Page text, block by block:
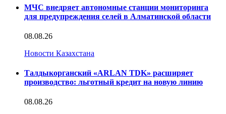
МЧС внедряет автономные станции мониторинга
для предупреждения селей в Алматинской области
08.08.26
Новости Казахстана
Талдыкорганский «ARLAN TDK» расширяет
производство: льготный кредит на новую линию
08.08.26